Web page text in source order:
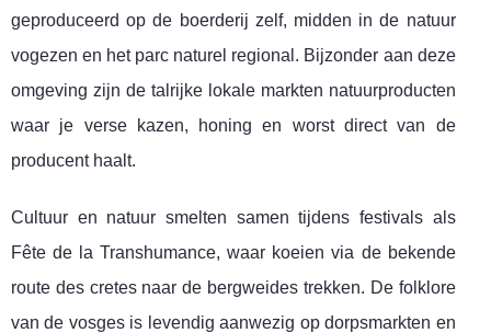
geproduceerd op de boerderij zelf, midden in de natuur
vogezen en het parc naturel regional. Bijzonder aan deze
omgeving zijn de talrijke lokale markten natuurproducten
waar je verse kazen, honing en worst direct van de
producent haalt.
Cultuur en natuur smelten samen tijdens festivals als
Fête de la Transhumance, waar koeien via de bekende
route des cretes naar de bergweides trekken. De folklore
van de vosges is levendig aanwezig op dorpsmarkten en